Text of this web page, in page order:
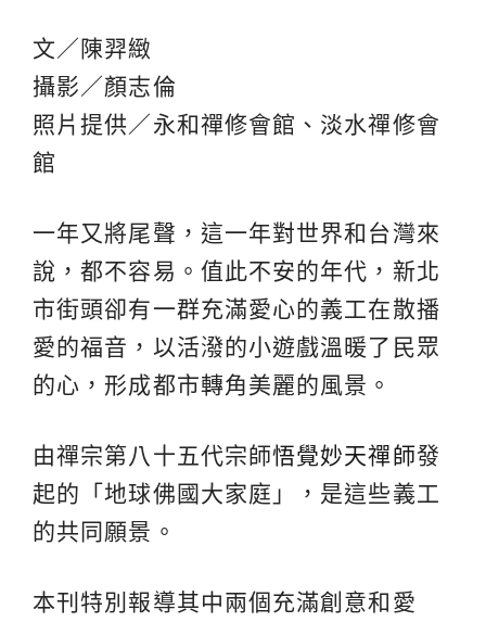
文／陳羿緻
攝影／顏志倫
照片提供／永和禪修會館、淡水禪修會
館
一年又將尾聲，這一年對世界和台灣來
說，都不容易。值此不安的年代，新北
市街頭卻有一群充滿愛心的義工在散播
愛的福音，以活潑的小遊戲溫暖了民眾
的心，形成都市轉角美麗的風景。
由禪宗第八十五代宗師悟覺妙天禪師發
起的「地球佛國大家庭」，是這些義工
的共同願景。
本刊特別報導其中兩個充滿創意和愛